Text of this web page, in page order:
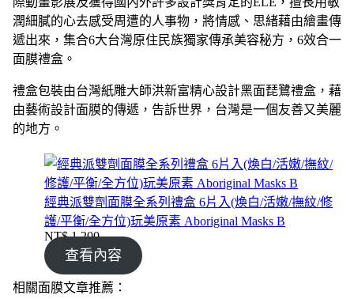
潤細膩的心去感受周遭的人事物，將情感、思緒藉由繪畫傳
遞出來，集合6大台灣原住民族獨家傳承美容秘方，6效合一
面膜禮盒。
禮盒包裝由台灣紙雕大師洪新富精心設計黑面琵鷺禮盒，藉
由藝術設計面膜的傳遞，告訴世界，台灣是一個友善又美麗
的地方。
經典派雙劑面膜全系列禮盒 6片入(煥白/活嫩/撫紋/修
護/平衡/全方位)玩美原素 Aboriginal Masks B
NT$1,200
查看內容
相關面膜文章推薦：